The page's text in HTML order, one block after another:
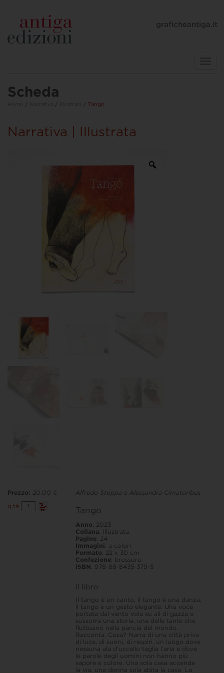
graficheantiga.it
Scheda
/ / / Tango
Narrativa | Illustrata
Alfredo Stoppa e Alessandra Cimatoribus
Tango
Anno: 2023
Collana: Illustrata
Pagine: 24
Immagini: a colori
Formato: 22 x 30 cm
Confezione: brossura
ISBN : 978-88-8435-379-5
Il libro
Il tango è un canto, il tango è una danza,
il tango è un gesto elegante. Una voce
portata dal vento vola su ali di gazza e
sussurra una storia, una delle tante che
fluttuano nella pancia del mondo.
Racconta. Cosa? Narra di una città priva
di luce, di suoni, di respiri, un luogo dove
nessuna ala d’uccello taglia l’aria e dove
le parole degli uomini non hanno più
sapore e colore. Una sola casa accende
la via, una donna sola abita la casa. La
Prezzo: 20.00 €
q.tà
Tango
quantità